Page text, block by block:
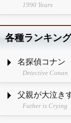
1990 Years
各種ランキング
名探偵コナン
Detective Conan
父親が大泣き
Father is Crying